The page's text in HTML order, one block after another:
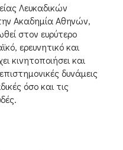
Λευκαδικών
Ακαδημία Αθηνών,
στον ευρύτερο
ερευνητικό και
κινητοποιήσει και
δυνάμεις
όσο και τις